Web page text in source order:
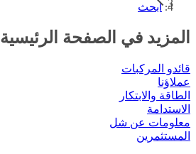
ابحث
المزيد في الصفحة الرئيسية
قائدو المركبات
عملاؤنا
الطاقة والابتكار
الاستدامة
معلومات عن شل
المستثمرين